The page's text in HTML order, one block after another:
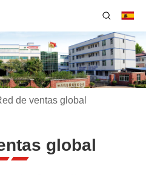
de ventas global
global